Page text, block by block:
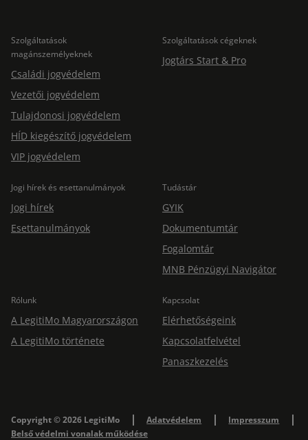
Szolgáltatások
magánszemélyeknek
Családi jogvédelem
Vezetői jogvédelem
Tulajdonosi jogvédelem
HÍD kiegészítő jogvédelem
VIP jogvédelem
Szolgáltatások cégeknek
Jogtárs Start & Pro
Jogi hírek és esettanulmányok
Jogi hírek
Esettanulmányok
Tudástár
GYIK
Dokumentumtár
Fogalomtár
MNB Pénzügyi Navigátor
Rólunk
A LegitiMo Magyarországon
A LegitiMo története
Kapcsolat
Elérhetőségeink
Kapcsolatfelvétel
Panaszkezelés
Copyright © 2026 LegitiMo Adatvédelem
Impresszum
Belső védelmi vonalak működése